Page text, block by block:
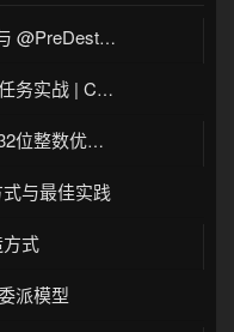
的完整与实战
表达式详解
符串 | 性能分析
与最佳实践
式
派模型